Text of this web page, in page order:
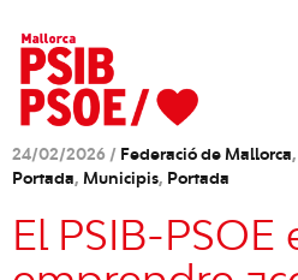
24/02/2026 / Federació de Mallorca,
Portada, Municipis, Portada
El PSIB-PSOE